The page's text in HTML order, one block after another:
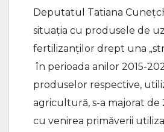
Deputatul Tatiana
situația cu produsele de
fertilizanților drept una
în perioada anilor 2015-
produselor respective,
agricultură, s-a majorat de
cu venirea primăverii